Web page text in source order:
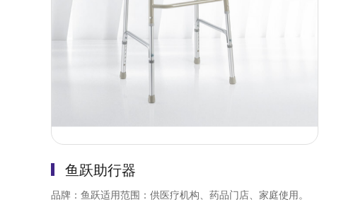
鱼跃助行器
品牌：鱼跃适用范围：供医疗机构、药品门店、家庭使用。